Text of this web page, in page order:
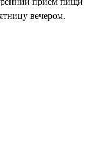
вечером.